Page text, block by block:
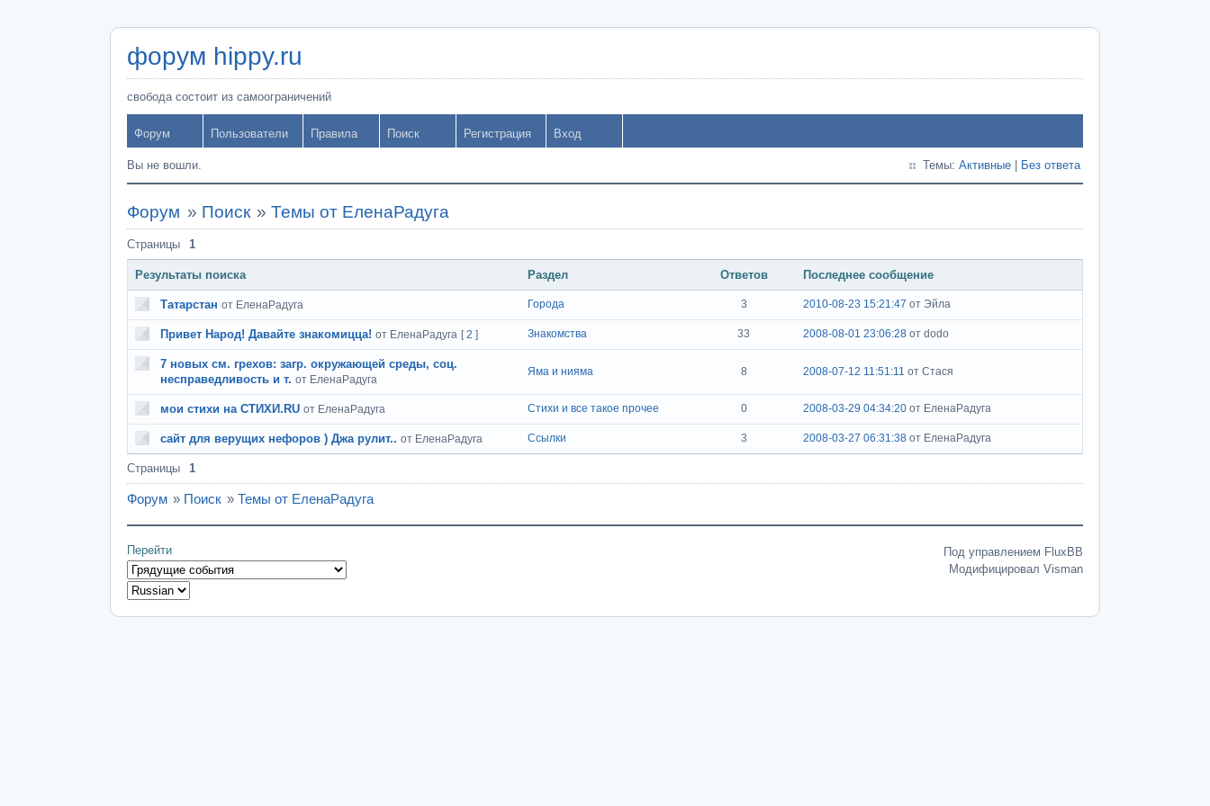
форум hippy.ru
свобода состоит из самоограничений
Форум Пользователи Правила Поиск Регистрация Вход
Вы не вошли. Темы: Активные Без ответа
Форум » Поиск »Темы от ЕленаРадуга
Страницы 1
Результаты поиска Раздел Ответов Последнее сообщение
Татарстан от ЕленаРадуга Города 3 2010-08-23 15:21:47 от Эйла
Привет Народ! Давайте знакомицца! от ЕленаРадуга [2 ] Знакомства 33 2008-08-01 23:06:28 от dodo
7 новых см. грехов: загр. окружающей среды, соц.
несправедливость и т. от ЕленаРадуга
Яма и нияма 8 2008-07-12 11:51:11 от Стася
мои стихи на СТИХИ.RU от ЕленаРадуга Стихи и все такое прочее 0 2008-03-29 04:34:20 от ЕленаРадуга
сайт для верущих нефоров ) Джа рулит.. от ЕленаРадуга Ссылки 3 2008-03-27 06:31:38 от ЕленаРадуга
Страницы 1
Форум » Поиск » Темы от ЕленаРадуга
Перейти
Под управлением FluxBB
Модифицировал Visman